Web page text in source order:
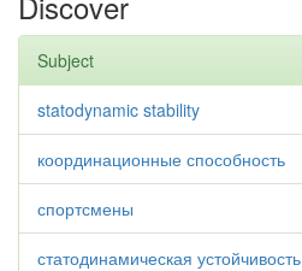
Subject
statodynamic stability
координационные способность
спортсмены
статодинамическая устойчивость